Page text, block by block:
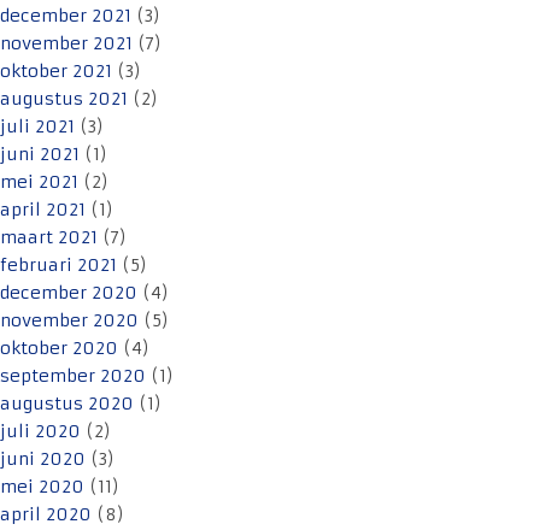
december 2021 (3)
november 2021 (7)
oktober 2021 (3)
augustus 2021 (2)
juli 2021 (3)
juni 2021 (1)
mei 2021 (2)
april 2021 (1)
maart 2021 (7)
februari 2021 (5)
december 2020 (4)
november 2020 (5)
oktober 2020 (4)
september 2020 (1)
augustus 2020 (1)
juli 2020 (2)
juni 2020 (3)
mei 2020 (11)
april 2020 (8)